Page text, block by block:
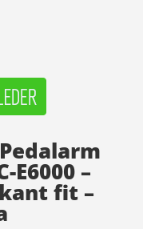
E6000 –
fit –